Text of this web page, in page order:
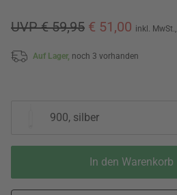
UVP € 59,95 € 51,00 inkl. MwSt.,
Auf Lager, noch 3 vorhanden
900, silber
In den Warenkorb